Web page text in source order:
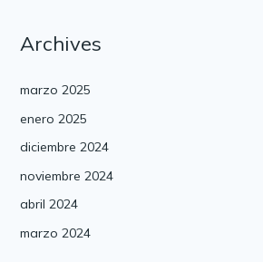
Archives
marzo 2025
enero 2025
diciembre 2024
noviembre 2024
abril 2024
marzo 2024